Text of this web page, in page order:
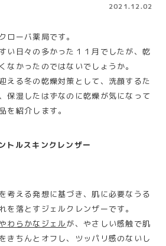
2021.12.02
ローバ薬局です。
い日々の多かった１１月でしたが、乾
なかったのではないでしょうか。
える冬の乾燥対策として、洗顔するた
保湿したはずなのに乾燥が気になって
を紹介します。
ルスキンクレンザー
考える発想に基づき、肌に必要なうる
を落とすジェルクレンザーです。
わらかなジェルが、やさしい感触で肌
きちんとオフし、ツッパリ感のないし